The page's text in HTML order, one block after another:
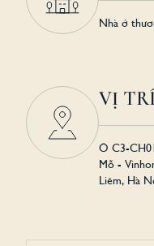
Nhà ở
VỊ TRÍ
Ô C3-
Mỗ -
Liêm, Hà